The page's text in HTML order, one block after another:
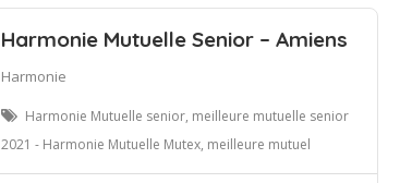
Harmonie Mutuelle Senior – Amiens
Harmonie
Harmonie Mutuelle senior, meilleure mutuelle senior
2021 - Harmonie Mutuelle Mutex, meilleure mutuel